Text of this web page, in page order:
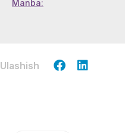
Manba:
Ulashish